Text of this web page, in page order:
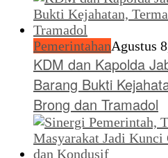
PemerintahanAgustus
KDM dan Kapolda
Barang Bukti
Brong dan Tramadol